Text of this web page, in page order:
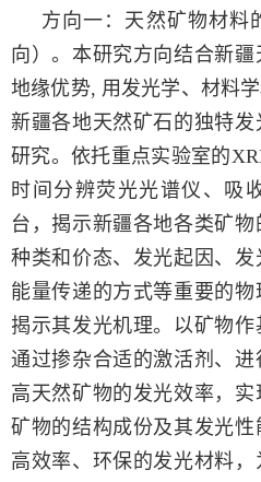
方向一：天然矿物材料
向）。 本研究方向结合新疆
地缘优势, 用发光学、材料
新疆各地天然矿石的独特发
研究。 依托重点实验室的
时间分辨荧光光谱仪、吸
台 ， 揭示新疆各地各类矿物
种类和价态、发光起因、发
能量传递的方式等重要的
揭示其发光机理。以矿物作
通过掺杂合适的激活剂、
高天然矿物的发光效率，
矿物的结构成份及其发光性
高效率、环保的发光材料，